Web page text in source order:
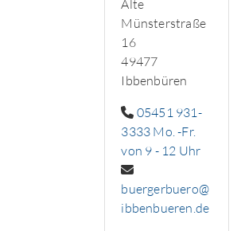
Alte
Münsterstraße
16
49477
Ibbenbüren
05451 931-
3333 Mo. -Fr.
von 9 - 12 Uhr
buergerbuero@
ibbenbueren.de